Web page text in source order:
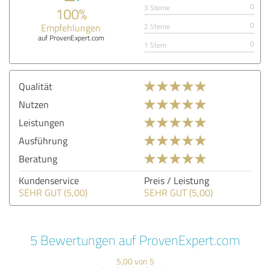
100%
Empfehlungen
auf ProvenExpert.com
3 Sterne
0
2 Sterne
0
1 Stern
0
Qualität
Nutzen
Leistungen
Ausführung
Beratung
Kundenservice
SEHR GUT (5,00)
Preis / Leistung
SEHR GUT (5,00)
5 Bewertungen auf ProvenExpert.com
5,00 von 5